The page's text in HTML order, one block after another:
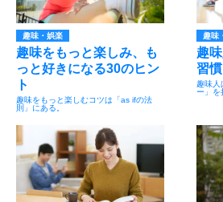
趣味・娯楽
趣味をもっと楽しみ、も
っと好きになる30のヒン
ト
趣味をもっと楽しむコツは「as ifの法
則」にある。
趣味
趣
習慣
趣味人
ー」を